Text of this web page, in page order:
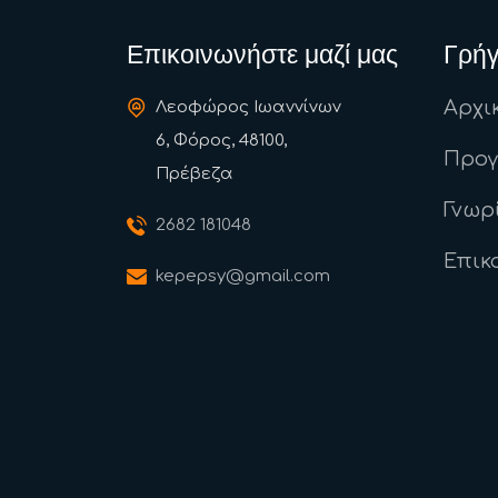
Επικοινωνήστε μαζί μας
Λεοφώρος Ιωαννίνων
6, Φόρος, 48100,
Πρέβεζα
2682 181048
kepepsy@gmail.com